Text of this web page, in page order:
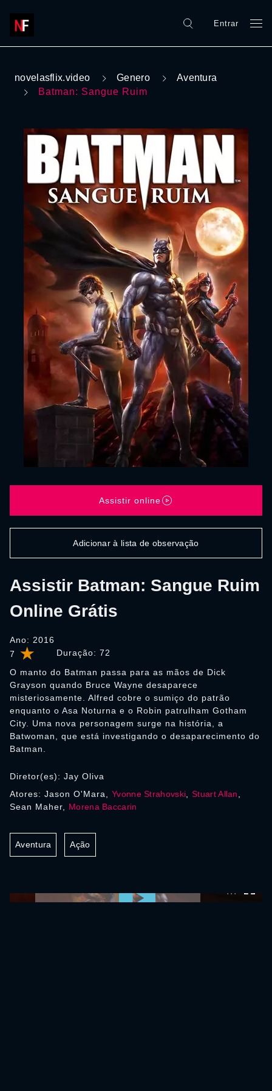
Entrar
novelasflix.video Genero
Aventura
Batman: Sangue Ruim
7 Duração: 72
Assistir Batman: Sangue Ruim
Online Grátis
Ano: 2016
O manto do Batman passa para as mãos de Dick
Grayson quando Bruce Wayne desaparece
misteriosamente. Alfred cobre o sumiço do patrão
enquanto o Asa Noturna e o Robin patrulham Gotham
City. Uma nova personagem surge na história, a
Batwoman, que está investigando o desaparecimento do
Batman.
Assistir online
Adicionar à lista de observação
Diretor(es): Jay Oliva
Atores: Jason O'Mara, Yvonne Strahovski ,Stuart Allan
Sean Maher, Morena Baccarin
Aventura Ação